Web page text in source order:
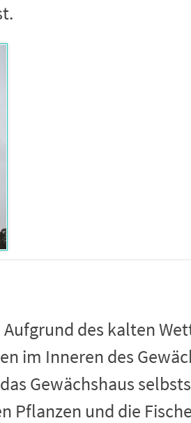
des kalten
im Inneren des
Gewächshaus
Pflanzen und die